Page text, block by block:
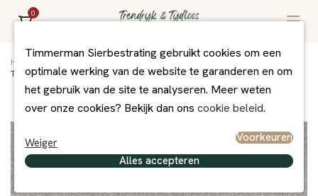
0
Home Betontegels
Tegel 50x50x4 cm grijs komo
Timmerman Sierbestrating gebruikt cookies om een
optimale werking van de website te garanderen en om
het gebruik van de site te analyseren. Meer weten
over onze cookies? Bekijk dan ons cookie beleid.
Weiger
Voorkeuren
Alles accepteren